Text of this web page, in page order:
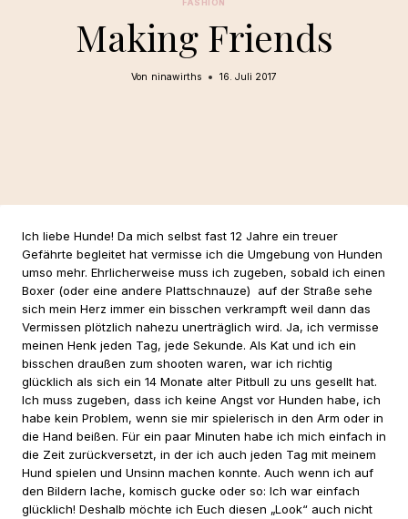
FASHION
Making Friends
Von ninawirths 16. Juli 2017
Ich liebe Hunde! Da mich selbst fast 12 Jahre ein treuer
Gefährte begleitet hat vermisse ich die Umgebung von Hunden
umso mehr. Ehrlicherweise muss ich zugeben, sobald ich einen
Boxer (oder eine andere Plattschnauze) auf der Straße sehe
sich mein Herz immer ein bisschen verkrampft weil dann das
Vermissen plötzlich nahezu unerträglich wird. Ja, ich vermisse
meinen Henk jeden Tag, jede Sekunde. Als Kat und ich ein
bisschen draußen zum shooten waren, war ich richtig
glücklich als sich ein 14 Monate alter Pitbull zu uns gesellt hat.
Ich muss zugeben, dass ich keine Angst vor Hunden habe, ich
habe kein Problem, wenn sie mir spielerisch in den Arm oder in
die Hand beißen. Für ein paar Minuten habe ich mich einfach in
die Zeit zurückversetzt, in der ich auch jeden Tag mit meinem
Hund spielen und Unsinn machen konnte. Auch wenn ich auf
den Bildern lache, komisch gucke oder so: Ich war einfach
glücklich! Deshalb möchte ich Euch diesen „Look“ auch nicht